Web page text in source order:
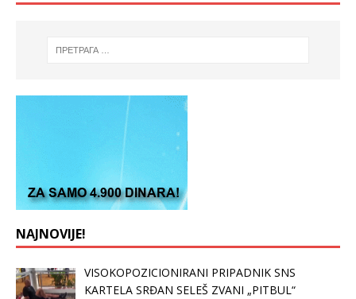
NAJNOVIJE!
VISOKOPOZICIONIRANI PRIPADNIK SNS
KARTELA SRĐAN SELEŠ ZVANI „PITBUL“